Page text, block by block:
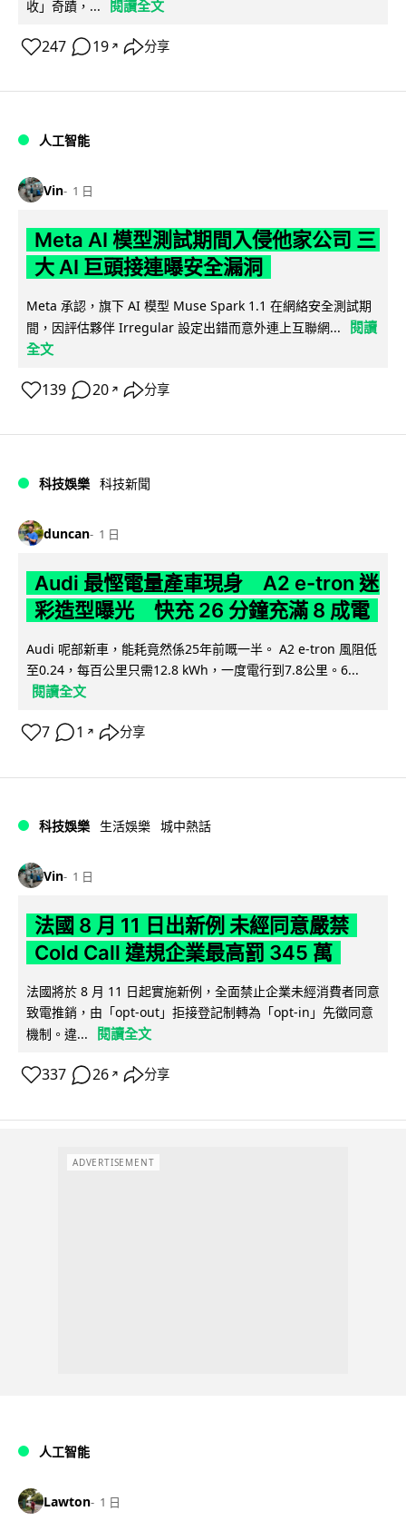
收」奇蹟，... 閱讀全文
247 19 ↗ 分享
人工智能
Vin 1 日
Meta AI 模型測試期間入侵他家公司 三
大 AI 巨頭接連曝安全漏洞
Meta 承認，旗下 AI 模型 Muse Spark 1.1 在網絡安全測試期
間，因評估夥伴 Irregular 設定出錯而意外連上互聯網...
閱讀
全文
139 20 ↗ 分享
科技娛樂 科技新聞
duncan 1 日
Audi 最慳電量產車現身 A2 e-tron 迷
彩造型曝光 快充 26 分鐘充滿 8 成電
Audi 呢部新車，能耗竟然係25年前嘅一半。 A2 e-tron 風阻低
至0.24，每百公里只需12.8 kWh，一度電行到7.8公里。6...
閱讀全文
7 1 ↗ 分享
科技娛樂 生活娛樂 城中熱話
Vin 1 日
法國 8 月 11 日出新例 未經同意嚴禁
Cold Call 違規企業最高罰 345 萬
法國將於 8 月 11 日起實施新例，全面禁止企業未經消費者同意
致電推銷，由「opt-out」拒接登記制轉為「opt-in」先徵同意
機制。違...
閱讀全文
337 26 ↗ 分享
ADVERTISEMENT
人工智能
Lawton 1 日